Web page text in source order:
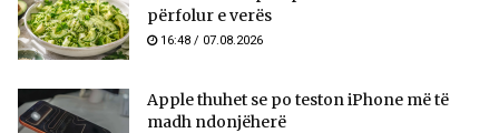
përfolur e verës
16:48 / 07.08.2026
Apple thuhet se po teston iPhone më të
madh ndonjëherë